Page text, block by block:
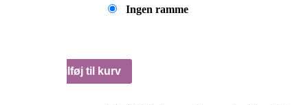
Ingen ramme
Tilføj til kurv